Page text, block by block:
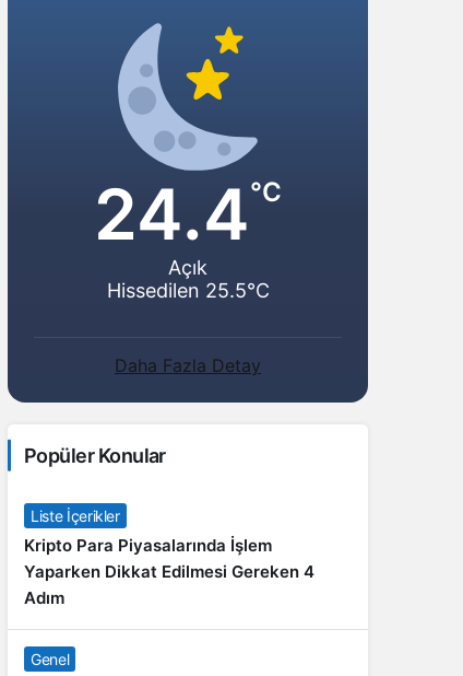
24.4°C
Açık
Hissedilen 25.5°C
Daha Fazla Detay
Popüler Konular
Liste İçerikler
Kripto Para Piyasalarında İşlem
Yaparken Dikkat Edilmesi Gereken 4
Adım
Genel